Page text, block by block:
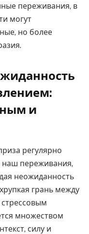
переживания, в
могут
но более
и
регулярно
наш переживания,
неожиданность
грань между
множеством
силу и